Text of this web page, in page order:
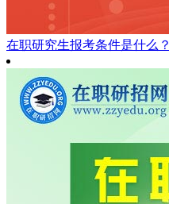
在职研究生报考条件是什么？